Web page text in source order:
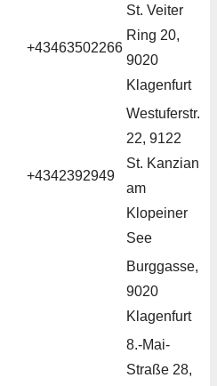
+43463502266
St. Veiter
Ring 20,
9020
Klagenfurt
+4342392949
Westuferstr.
22, 9122
St. Kanzian
am
Klopeiner
See
Burggasse,
9020
Klagenfurt
8.-Mai-
Straße 28,